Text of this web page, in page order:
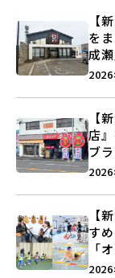
【
を
成
営
【
店
ブ
し
【
す
「
キ